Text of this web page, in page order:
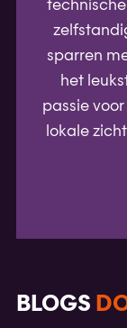
sparren
het
passie
lokale
BLOGS